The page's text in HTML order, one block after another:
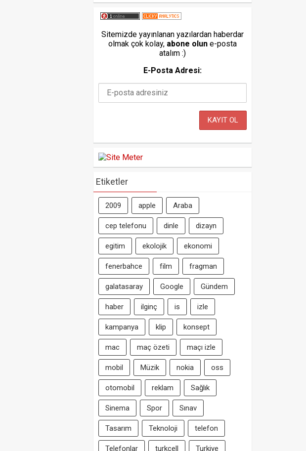
Sitemizde yayınlanan yazılardan haberdar
olmak çok kolay, abone olun e-posta
atalım :)
E-Posta Adresi:
Etiketler
2009 apple Araba
cep telefonu dinle dizayn
egitim ekolojik ekonomi
fenerbahce film fragman
galatasaray Google Gündem
haber ilginç is izle
kampanya klip konsept
mac maç özeti maçı izle
mobil Müzik nokia oss
otomobil reklam Sağlık
Sinema Spor Sınav
Tasarım Teknoloji telefon
Telefonlar turkcell Turkiye